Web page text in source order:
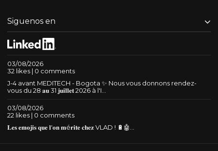
Siguenos en
03/08/2026
32 likes | 0 comments
J-4 avant MEDITECH - Bogota ✨ Nous vous donnons rendez-
vous du 28 𝐚𝐮 31 𝐣𝐮𝐢𝐥𝐥𝐞𝐭 2026 à l'I...
03/08/2026
22 likes | 0 comments
𝐋𝐞𝐬 𝐞𝐦𝐨𝐣𝐢𝐬 𝐪𝐮𝐞 𝐥'𝐨𝐧 𝐦é𝐫𝐢𝐭𝐞 𝐜𝐡𝐞𝐳 VLAD ! 🔋🤖...